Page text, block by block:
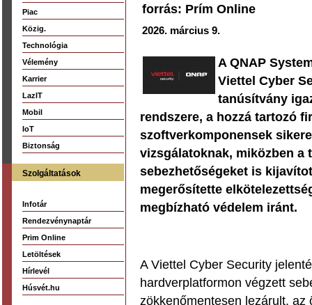
Piac
Közig.
Technológia
Vélemény
Karrier
LazIT
Mobil
IoT
Biztonság
Szolgáltatások
Infotár
Rendezvénynaptár
Prim Online
Letöltések
Hírlevél
Húsvét.hu
forrás: Prím Online
2026. március 9.
A QNAP
Viettel Cyber
tanúsítvány
rendszere, a hozzá tartozó
szoftverkomponensek
vizsgálatoknak, miközben a
sebezhetőségeket is
megerősítette
megbízható védelem iránt.
A Viettel Cyber Security
hardverplatformon végzett
zökkenőmentesen lezárult,